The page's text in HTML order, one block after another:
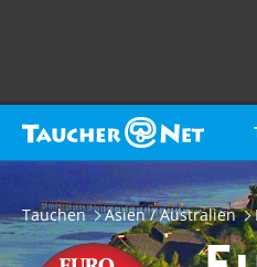
Tauchen Asien / Australien